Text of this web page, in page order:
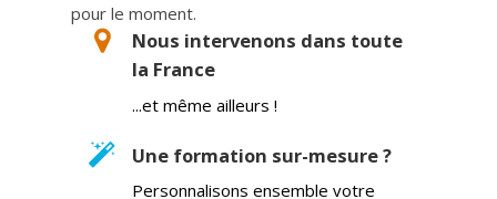
pour le moment.
Nous intervenons dans toute
la France
...et même ailleurs !
Une formation sur-mesure ?
Personnalisons ensemble votre